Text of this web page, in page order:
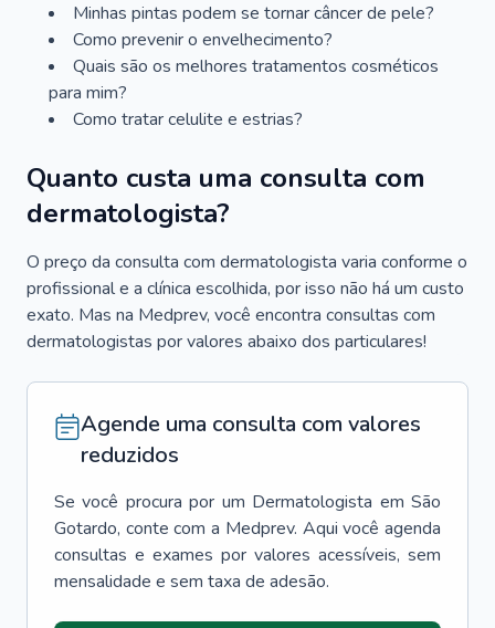
Minhas pintas podem se tornar câncer de pele?
Como prevenir o envelhecimento?
Quais são os melhores tratamentos cosméticos
para mim?
Como tratar celulite e estrias?
Quanto custa uma consulta com
dermatologista?
O preço da consulta com dermatologista varia conforme o
profissional e a clínica escolhida, por isso não há um custo
exato. Mas na Medprev, você encontra consultas com
dermatologistas por valores abaixo dos particulares!
Agende uma consulta com valores
reduzidos
Se você procura por um Dermatologista em São
Gotardo, conte com a Medprev. Aqui você agenda
consultas e exames por valores acessíveis, sem
mensalidade e sem taxa de adesão.